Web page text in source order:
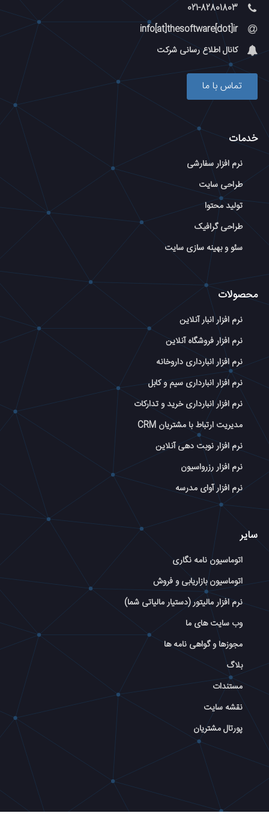
021-82801803
info[at]thesoftware[dot]ir
کانال اطلاع رسانی شرکت
تماس با ما
خدمات
نرم افزار سفارشی
طراحی سایت
تولید محتوا
طراحی گرافیک
سئو و بهینه سازی سایت
محصولات
نرم افزار انبار آنلاین
نرم افزار فروشگاه آنلاین
نرم افزار انبارداری داروخانه
نرم افزار انبارداری سیم و کابل
نرم افزار انبارداری خرید و تدارکات
مدیریت ارتباط با مشتریان CRM
نرم افزار نوبت دهی آنلاین
نرم افزار رزرواسیون
نرم افزار آوای مدرسه
سایر
اتوماسیون نامه نگاری
اتوماسیون بازاریابی و فروش
نرم افزار مالیتور (دستیار مالیاتی شما)
وب سایت های ما
مجوزها و گواهی نامه ها
بلاگ
مستندات
نقشه سایت
پورتال مشتریان